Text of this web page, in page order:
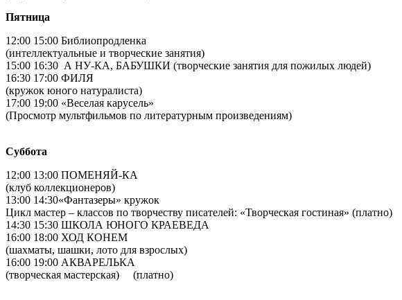
Пятница
12:00 15:00 Библиопродленка
(интеллектуальные и творческие занятия)
15:00 16:30 А НУ-КА, БАБУШКИ (творческие занятия для пожилых людей)
16:30 17:00 ФИЛЯ
(кружок юного натуралиста)
17:00 19:00 «Веселая карусель»
(Просмотр мультфильмов по литературным произведениям)
Суббота
12:00 13:00 ПОМЕНЯЙ-КА
(клуб коллекционеров)
13:00 14:30«Фантазеры» кружок
Цикл мастер – классов по творчеству писателей: «Творческая гостиная» (платно)
14:30 15:30 ШКОЛА ЮНОГО КРАЕВЕДА
16:00 18:00 ХОД КОНЕМ
(шахматы, шашки, лото для взрослых)
16:00 19:00 АКВАРЕЛЬКА
(творческая мастерская) (платно)